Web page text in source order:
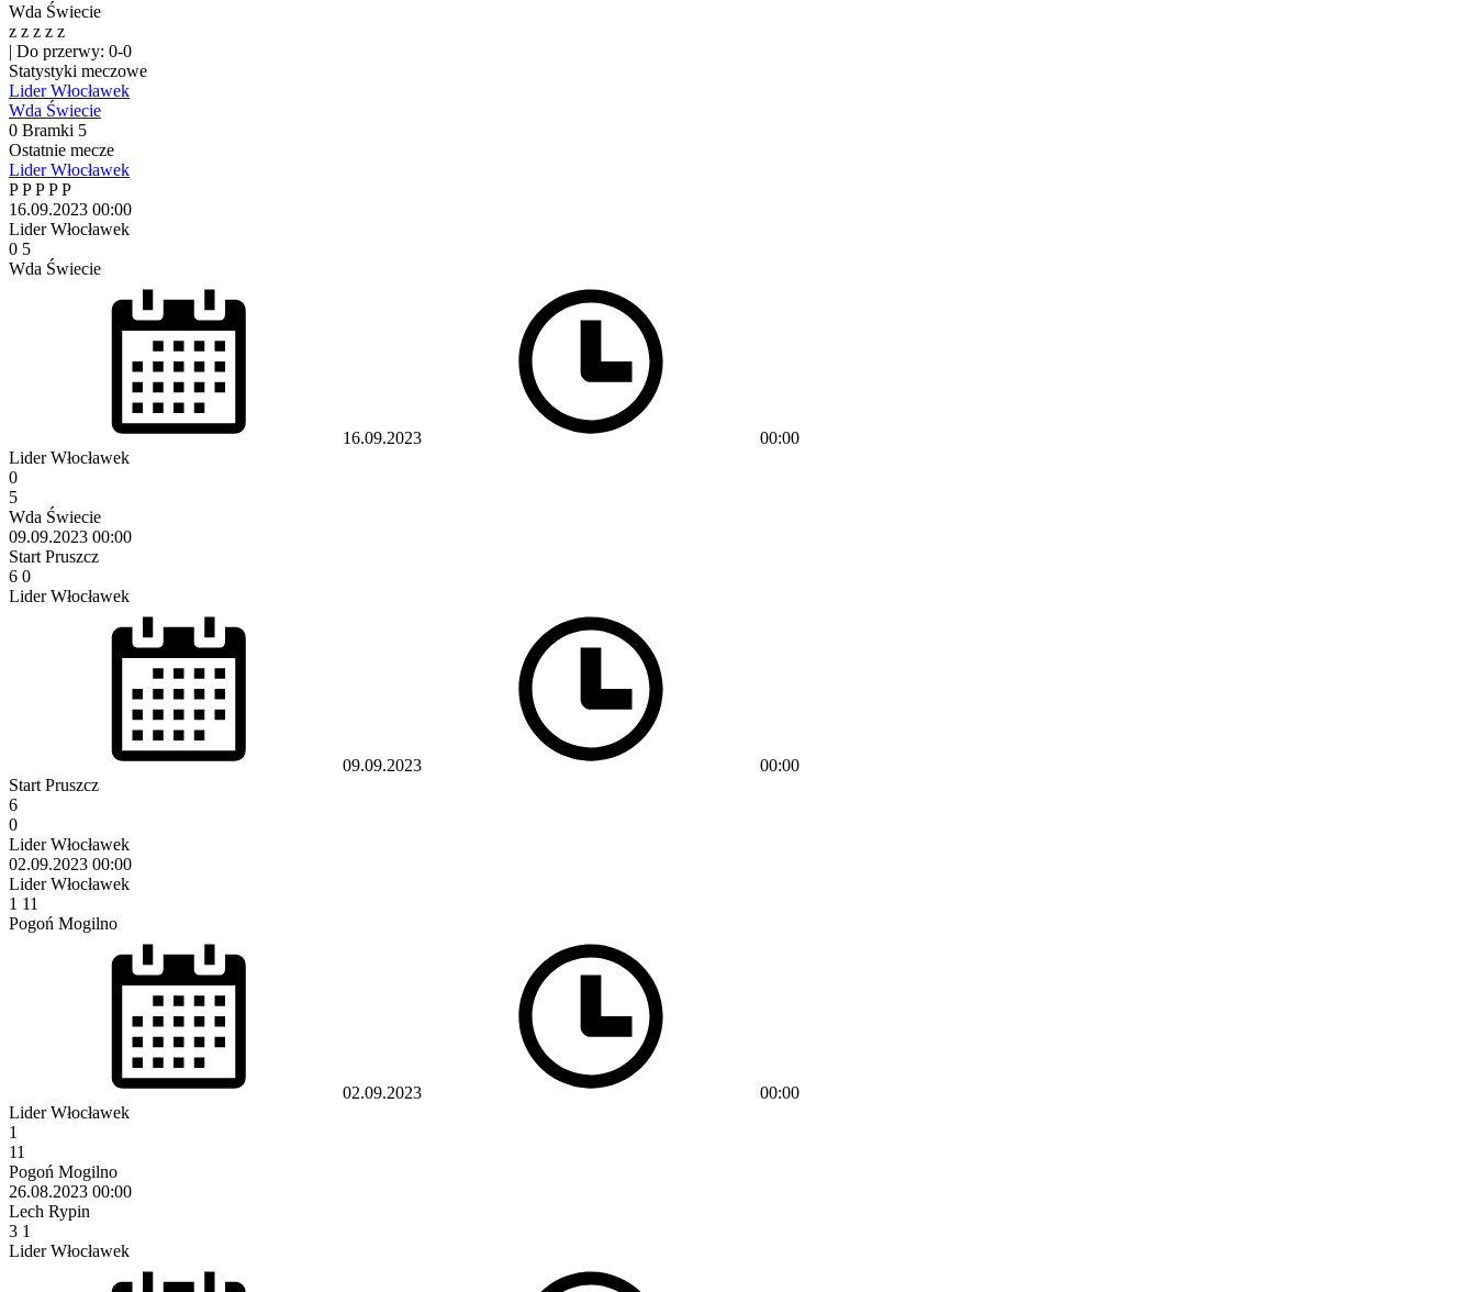
Wda Świecie
z z z z z
| Do przerwy: 0-0
Statystyki meczowe
Lider Włocławek
Wda Świecie
0 Bramki 5
Ostatnie mecze
Lider Włocławek
PPPPP
16.09.2023 00:00
Lider Włocławek
0 5
Wda Świecie
16.09.2023
00:00
Lider Włocławek
0
5
Wda Świecie
09.09.2023 00:00
Start Pruszcz
6 0
Lider Włocławek
09.09.2023
00:00
Start Pruszcz
6
0
Lider Włocławek
02.09.2023 00:00
Lider Włocławek
1 11
Pogoń Mogilno
02.09.2023
00:00
Lider Włocławek
1
11
Pogoń Mogilno
26.08.2023 00:00
Lech Rypin
3 1
Lider Włocławek